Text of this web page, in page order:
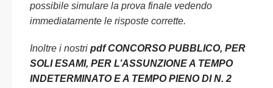
possibile simulare la prova finale vedendo
immediatamente le risposte corrette.
Inoltre i nostri pdf CONCORSO PUBBLICO, PER
SOLI ESAMI, PER L’ASSUNZIONE A TEMPO
INDETERMINATO E A TEMPO PIENO DI N. 2